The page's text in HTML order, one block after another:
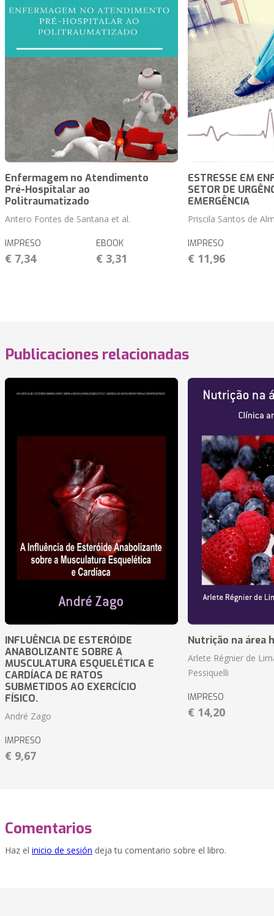
Enfermagem no Atendimento
Pré-Hospitalar ao
Politraumatizado
Antero Fontes de Santana et al.
IMPRESO
€ 7,34
EBOOK
€ 3,31
ESTRESSE EM
SETOR DE
EMERGÊNCIA
Priscila Santos de
IMPRESO
€ 11,96
Publicaciones relacionadas
INFLUÊNCIA DE ESTERÓIDE
ANABOLIZANTE SOBRE A
MUSCULATURA ESQUELÉTICA E
CARDÍACA DE RATOS
SUBMETIDOS AO EXERCÍCIO
FÍSICO.
André Zago
IMPRESO
€ 9,67
Nutrição na área
Arlete Régnier de
Pessiquelli
IMPRESO
€ 14,20
Comentarios
Haz el inicio de sesión deja tu comentario sobre el libro.